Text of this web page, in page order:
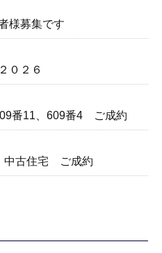
様募集です
０２６
番11、609番4 ご成約
中古住宅 ご成約